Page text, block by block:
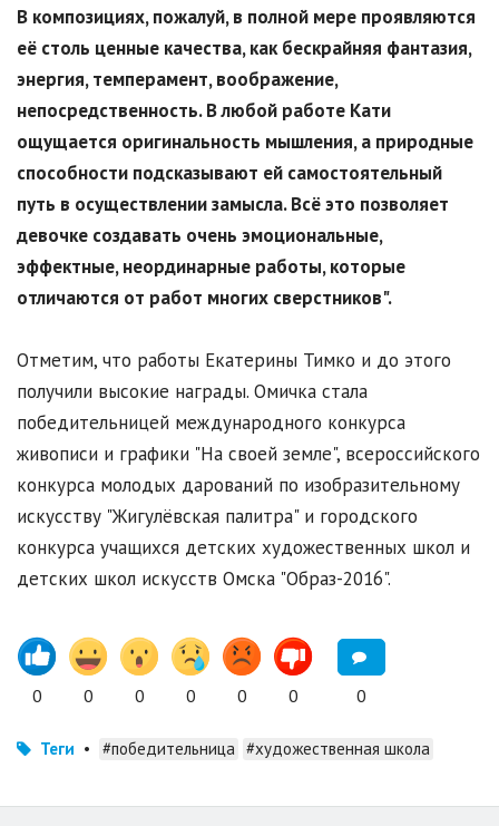
В композициях, пожалуй, в полной мере проявляются
её столь ценные качества, как бескрайняя фантазия,
энергия, темперамент, воображение,
непосредственность. В любой работе Кати
ощущается оригинальность мышления, а природные
способности подсказывают ей самостоятельный
путь в осуществлении замысла. Всё это позволяет
девочке создавать очень эмоциональные,
эффектные, неординарные работы, которые
отличаются от работ многих сверстников".
Отметим, что работы Екатерины Тимко и до этого
получили высокие награды. Омичка стала
победительницей международного конкурса
живописи и графики "На своей земле", всероссийского
конкурса молодых дарований по изобразительному
искусству "Жигулёвская палитра" и городского
конкурса учащихся детских художественных школ и
детских школ искусств Омска "Образ-2016".
0 0 0 0 0 0 0
Теги • #победительница #художественная школа